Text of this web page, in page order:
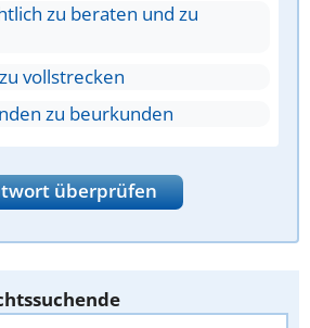
zu beraten und zu
vollstrecken
zu beurkunden
überprüfen